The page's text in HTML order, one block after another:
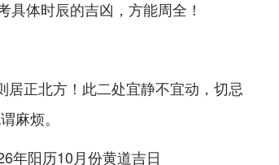
体时辰的吉凶，方能周全！
居正北方 ！此二处宜静不宜动，切忌
麻烦。